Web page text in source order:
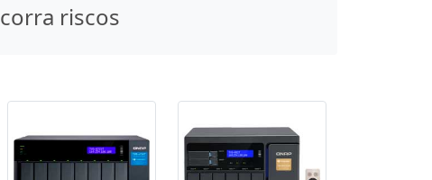
corra riscos